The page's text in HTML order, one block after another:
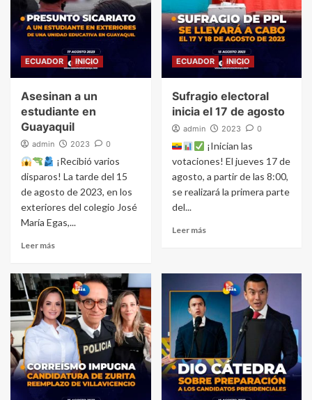
ECUADOR INICIO
Asesinan a un
estudiante en
Guayaquil
admin 2023 0
¡Recibió varios
disparos! La tarde del 15
de agosto de 2023, en los
exteriores del colegio José
María Egas,...
Leer más
ECUADOR INICIO
Sufragio electoral
inicia el 17 de agosto
admin 2023 0
¡Inician las
votaciones! El jueves 17 de
agosto, a partir de las 8:00,
se realizará la primera parte
del...
Leer más